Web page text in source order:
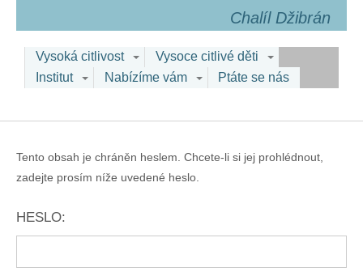
Chalíl Džibrán
Vysoká citlivost
Vysoce citlivé děti
Institut
Nabízíme vám Ptáte se nás
Tento obsah je chráněn heslem. Chcete-li si jej prohlédnout,
zadejte prosím níže uvedené heslo.
HESLO: